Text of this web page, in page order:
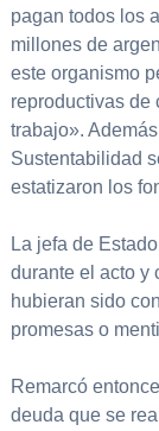
pagan todos los
millones de
este organismo
reproductivas de
trabajo».
Sustentabilidad
estatizaron los
La jefa de
durante el acto y
hubieran sido
promesas o
Remarcó
deuda que se